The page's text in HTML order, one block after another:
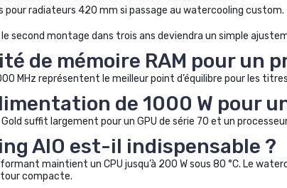
pour radiateurs 420 mm si passage au watercooling custom.
second montage dans trois ans deviendra un simple
de mémoire RAM pour un
MHz représentent le meilleur point d’équilibre pour les
de 1000 W pour
Gold suffit largement pour un GPU de série 70 et un
AIO est-il indispensable ?
maintient un CPU jusqu’à 200 W sous 80 °C. Le
tour compacte.